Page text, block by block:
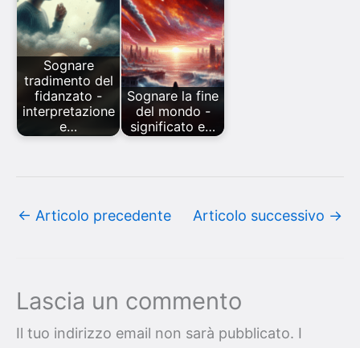
Sognare
tradimento del
fidanzato -
interpretazione
e…
Sognare la fine
del mondo -
significato e…
← Articolo precedente Articolo successivo →
Lascia un commento
Il tuo indirizzo email non sarà pubblicato. I